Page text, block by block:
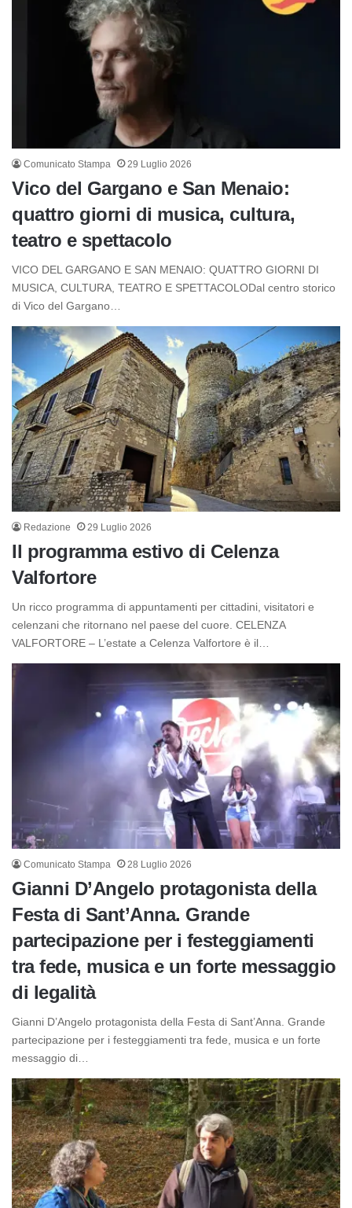
Comunicato Stampa 29 Luglio 2026
Vico del Gargano e San Menaio:
quattro giorni di musica, cultura,
teatro e spettacolo
VICO DEL GARGANO E SAN MENAIO: QUATTRO GIORNI DI
MUSICA, CULTURA, TEATRO E SPETTACOLODal centro storico
di Vico del Gargano…
Redazione 29 Luglio 2026
Il programma estivo di Celenza
Valfortore
Un ricco programma di appuntamenti per cittadini, visitatori e
celenzani che ritornano nel paese del cuore. CELENZA
VALFORTORE – L’estate a Celenza Valfortore è il…
Comunicato Stampa 28 Luglio 2026
Gianni D’Angelo protagonista della
Festa di Sant’Anna. Grande
partecipazione per i festeggiamenti
tra fede, musica e un forte messaggio
di legalità
Gianni D’Angelo protagonista della Festa di Sant’Anna. Grande
partecipazione per i festeggiamenti tra fede, musica e un forte
messaggio di…